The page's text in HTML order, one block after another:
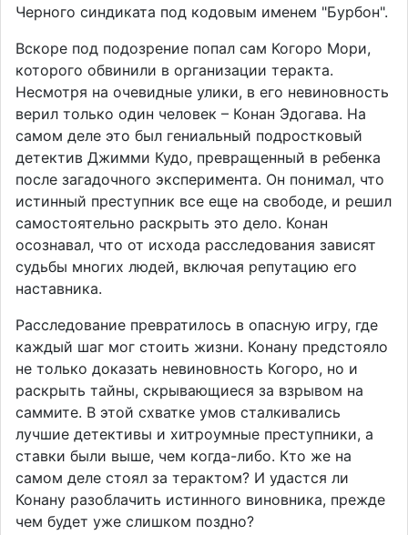
Черного синдиката под кодовым именем "Бурбон".
Вскоре под подозрение попал сам Когоро Мори,
которого обвинили в организации теракта.
Несмотря на очевидные улики, в его невиновность
верил только один человек – Конан Эдогава. На
самом деле это был гениальный подростковый
детектив Джимми Кудо, превращенный в ребенка
после загадочного эксперимента. Он понимал, что
истинный преступник все еще на свободе, и решил
самостоятельно раскрыть это дело. Конан
осознавал, что от исхода расследования зависят
судьбы многих людей, включая репутацию его
наставника.
Расследование превратилось в опасную игру, где
каждый шаг мог стоить жизни. Конану предстояло
не только доказать невиновность Когоро, но и
раскрыть тайны, скрывающиеся за взрывом на
саммите. В этой схватке умов сталкивались
лучшие детективы и хитроумные преступники, а
ставки были выше, чем когда-либо. Кто же на
самом деле стоял за терактом? И удастся ли
Конану разоблачить истинного виновника, прежде
чем будет уже слишком поздно?